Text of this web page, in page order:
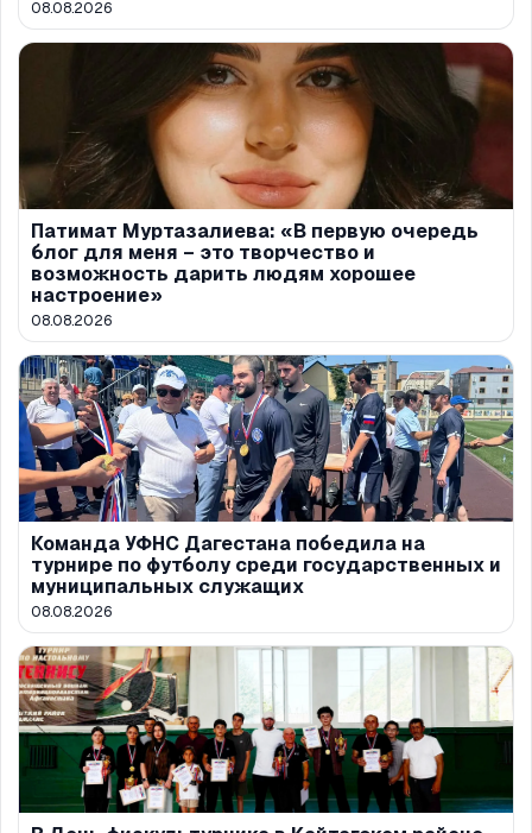
08.08.2026
Патимат Муртазалиева: «В первую очередь
блог для меня – это творчество и
возможность дарить людям хорошее
настроение»
08.08.2026
Команда УФНС Дагестана победила на
турнире по футболу среди государственных и
муниципальных служащих
08.08.2026